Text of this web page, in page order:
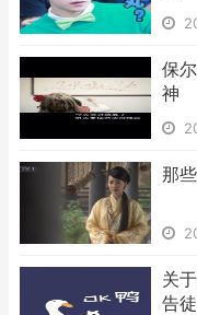
保
神
那
关
告